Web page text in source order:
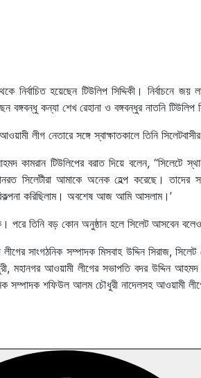
নির্বাচিত হয়েছেন টিউলিপ সিদ্দিকী। নির্বাচনে
কন্যা শেখ রেহানা ও বঙ্গবন্ধুর নাতনি টিউলিপ
লীগ নেতারে সঙ্গে স্বাক্ষাতকালে তিনি
টিউলিপের বরাত দিয়ে বলেন, “সিলেটে
সিলেটীরা আমাকে অনেক হেল্প করেছে।
করিছিলাম। অবশেষ আজ আমি আসলাম।’
পরে তিনি বড় কোন অনুষ্ঠান হলে সিলেট আসবেন
সাংগঠনিক সম্পাদক মিসবাহ উদ্দিন সিরাজ,
মহানগর আওয়ামী লীগের সভাপতি বদর উদ্দিন আহমদ
সম্পাদক শফিউল আলম চৌধুরী নাদেলসহ আওয়ামী